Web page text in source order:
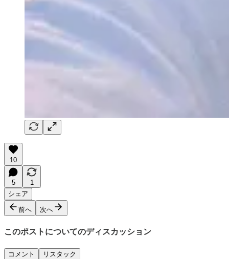
10
5
1
シェア
前へ 次へ
このポストについてのディスカッション
コメント リスタック